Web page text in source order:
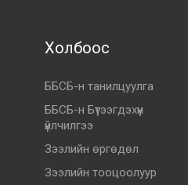
Холбоос
ББСБ-н танилцуулга
ББСБ-н Бүтээгдэхүүн
үйлчилгээ
Зээлийн өргөдөл
Зээлийн тооцоолуур